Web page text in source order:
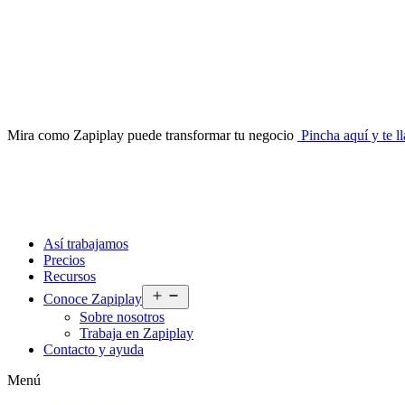
Mira como Zapiplay puede transformar tu negocio Pincha aquí y te
Así trabajamos
Precios
Recursos
Conoce Zapiplay
el
Sobre nosotros
Trabaja en Zapiplay
Contacto y ayuda
Menú